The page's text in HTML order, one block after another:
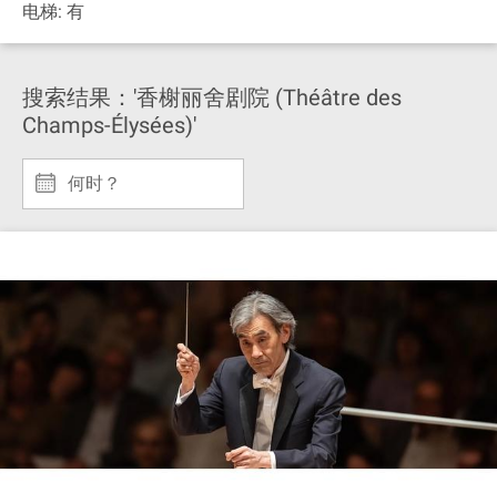
电梯: 有
搜索结果：'香榭丽舍剧院 (Théâtre des
Champs-Élysées)'
何时？